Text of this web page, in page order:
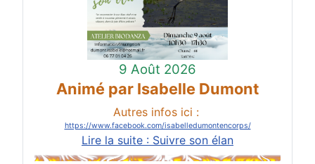
9 Août 2026
Animé par Isabelle Dumont
Autres infos ici :
https://www.facebook.com/isabelledumontencorps/
Lire la suite : Suivre son élan